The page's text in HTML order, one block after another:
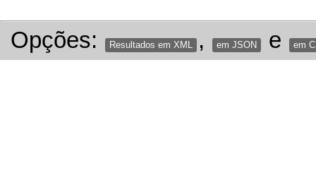
Opções: Resultados em XML , em JSON e em